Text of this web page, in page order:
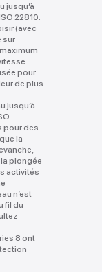
jusqu’à
22810.
(avec
sur
pour
de plus
jusqu’à
pour des
la
plongée
activités
n’est
fil du
8 ont